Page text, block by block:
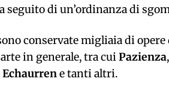
di un’ordinanza di
conservate migliaia di
in generale, tra cuiPazienza,
Echaurrene tanti altri.